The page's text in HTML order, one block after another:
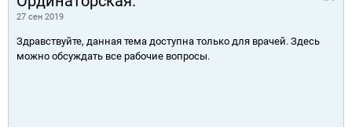
27 сен 2019
Здравствуйте, данная тема доступна только для врачей. Здесь
можно обсуждать все рабочие вопросы.